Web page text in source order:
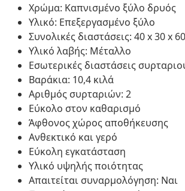
Χρώμα: Καπνισμένο ξύλο δρυός
Υλικό: Επεξεργασμένο ξύλο
Συνολικές διαστάσεις: 40 x 30 x
Υλικό λαβής: Μέταλλο
Εσωτερικές διαστάσεις
Βαράκια: 10,4 κιλά
Αριθμός συρταριών: 2
Εύκολο στον καθαρισμό
Άφθονος χώρος αποθήκευσης
Ανθεκτικό και γερό
Εύκολη εγκατάσταση
Υλικό υψηλής ποιότητας
Απαιτείται συναρμολόγηση: Ναι